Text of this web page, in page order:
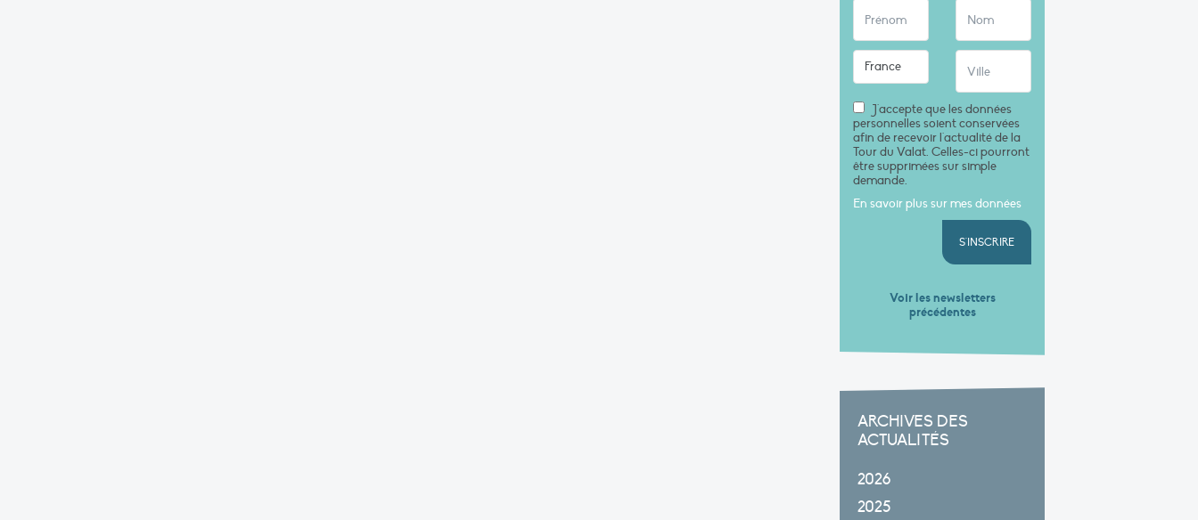
J'accepte que les données
personnelles soient conservées
afin de recevoir l'actualité de la
Tour du Valat. Celles-ci pourront
être supprimées sur simple
demande.
En savoir plus sur mes données
S'INSCRIRE
Voir les newsletters
précédentes
ARCHIVES DES
ACTUALITÉS
2026
2025